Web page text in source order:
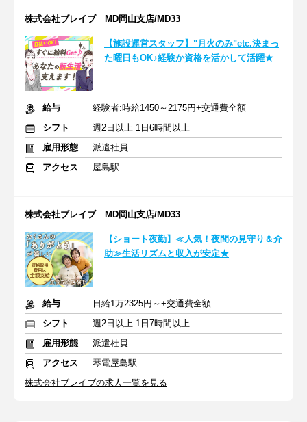
株式会社ブレイブ MD岡山支店/MD33
【施設運営スタッフ】"月火のみ"etc.決まっ
た曜日もOK♪経験か資格を活かして活躍★
給与
経験者:時給1450～2175円+交通費全額
シフト
週2日以上 1日6時間以上
雇用形態
派遣社員
アクセス
屋島駅
株式会社ブレイブ MD岡山支店/MD33
【ショート夜勤】≪人気！夜間の見守り＆介
助≫生活リズムと収入が安定★
給与
日給1万2325円～+交通費全額
シフト
週2日以上 1日7時間以上
雇用形態
派遣社員
アクセス
琴電屋島駅
株式会社ブレイブの求人一覧を見る